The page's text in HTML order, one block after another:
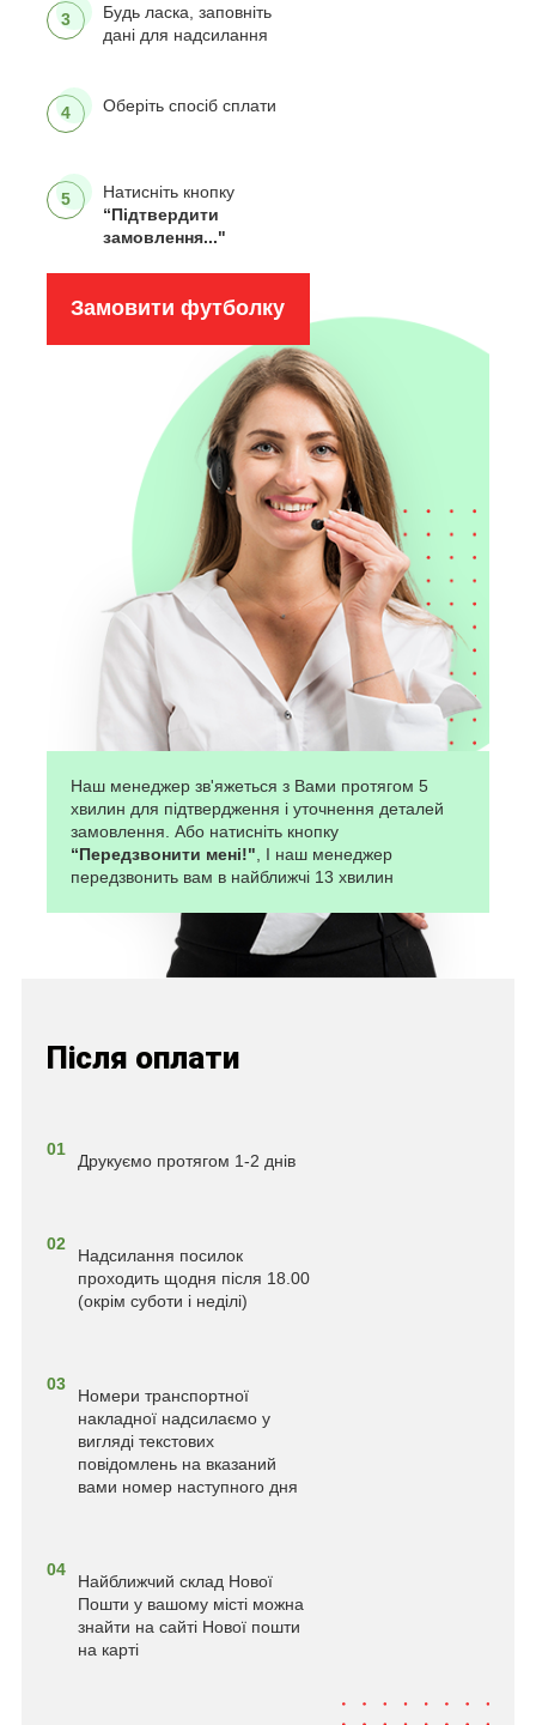
3
Будь ласка, заповніть
дані для надсилання
4 Оберіть спосіб сплати
5
Натисніть кнопку
“Підтвердити
замовлення..."
Замовити футболку
Наш менеджер зв'яжеться з Вами протягом 5
хвилин для підтвердження і уточнення деталей
замовлення. Або натисніть кнопку
“Передзвонити мені!", І наш менеджер
передзвонить вам в найближчі 13 хвилин
Після оплати
01
Друкуємо протягом 1-2 днів
02
Надсилання посилок
проходить щодня після 18.00
(окрім суботи і неділі)
03
Номери транспортної
накладної надсилаємо у
вигляді текстових
повідомлень на вказаний
вами номер наступного дня
04
Найближчий склад Нової
Пошти у вашому місті можна
знайти на сайті Нової пошти
на карті